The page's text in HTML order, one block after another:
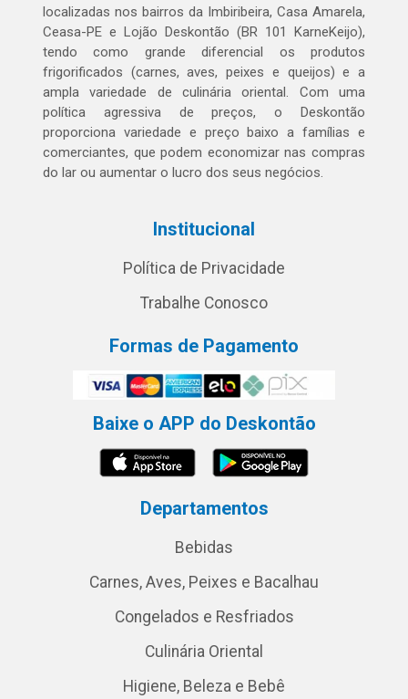
localizadas nos bairros da Imbiribeira, Casa Amarela,
Ceasa-PE e Lojão Deskontão (BR 101 KarneKeijo),
tendo como grande diferencial os produtos
frigorificados (carnes, aves, peixes e queijos) e a
ampla variedade de culinária oriental. Com uma
política agressiva de preços, o Deskontão
proporciona variedade e preço baixo a famílias e
comerciantes, que podem economizar nas compras
do lar ou aumentar o lucro dos seus negócios.
Institucional
Política de Privacidade
Trabalhe Conosco
Formas de Pagamento
Baixe o APP do Deskontão
Departamentos
Bebidas
Carnes, Aves, Peixes e Bacalhau
Congelados e Resfriados
Culinária Oriental
Higiene, Beleza e Bebê